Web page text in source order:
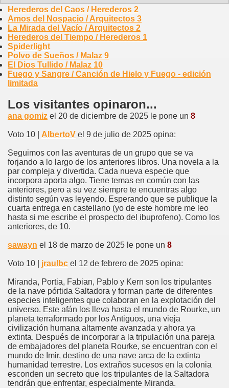
Herederos del Caos / Herederos 2
Amos del Nospacio / Arquitectos 3
La Mirada del Vacío / Arquitectos 2
Herederos del Tiempo / Herederos 1
Spiderlight
Polvo de Sueños / Malaz 9
El Dios Tullido / Malaz 10
Fuego y Sangre / Canción de Hielo y Fuego - edición
limitada
Los visitantes opinaron...
ana gomiz el 20 de diciembre de 2025 le pone un 8
Voto 10 | AlbertoV el 9 de julio de 2025 opina:
Seguimos con las aventuras de un grupo que se va
forjando a lo largo de los anteriores libros. Una novela a la
par compleja y divertida. Cada nueva especie que
incorpora aporta algo. Tiene temas en común con las
anteriores, pero a su vez siempre te encuentras algo
distinto según vas leyendo. Esperando que se publique la
cuarta entrega en castellano (yo de este hombre me leo
hasta si me escribe el prospecto del ibuprofeno). Como los
anteriores, de 10.
sawayn el 18 de marzo de 2025 le pone un 8
Voto 10 | jraulbc el 12 de febrero de 2025 opina:
Miranda, Portia, Fabian, Pablo y Kern son los tripulantes
de la nave pórtida Saltadora y forman parte de diferentes
especies inteligentes que colaboran en la explotación del
universo. Este afán los lleva hasta el mundo de Rourke, un
planeta terraformado por los Antiguos, una vieja
civilización humana altamente avanzada y ahora ya
extinta. Después de incorporar a la tripulación una pareja
de embajadores del planeta Rourke, se encuentran con el
mundo de Imir, destino de una nave arca de la extinta
humanidad terrestre. Los extraños sucesos en la colonia
esconden un secreto que los tripulantes de la Saltadora
tendrán que enfrentar, especialmente Miranda.